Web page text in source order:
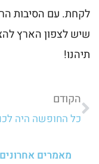
לקחת. עם הסיבות
שיש לצפון הארץ
תיהנו!
הקודם
מאמרים אחרונים